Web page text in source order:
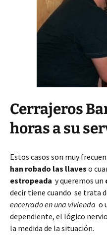
Cerrajeros
horas a su
Estos casos son muy
han robado las llaves o
estropeada y queremos un
decir tiene cuando se trata
encerrado en una vivienda o
dependiente, el lógico
la medida de la situación.